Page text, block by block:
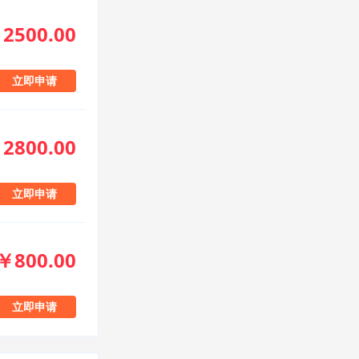
2500.00
立即申请
2800.00
立即申请
￥800.00
立即申请